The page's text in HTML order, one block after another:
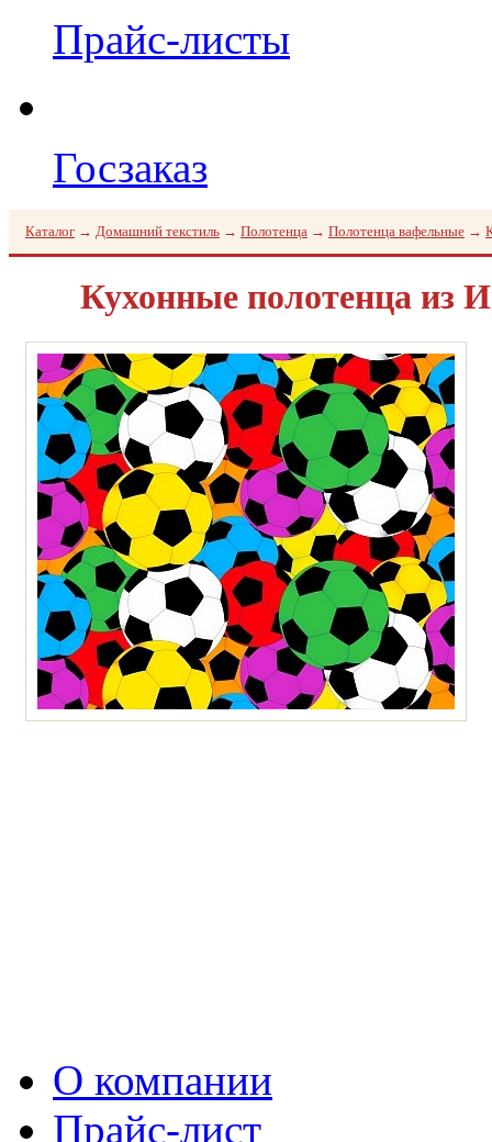
Прайс-листы
Госзаказ
Каталог → Домашний текстиль → Полотенца → Полотенца вафельные →
Кухонные полотенца из
О компании
Прайс-лист